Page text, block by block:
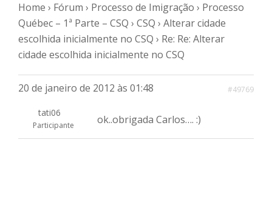
Home › Fórum › Processo de Imigração › Processo
Québec – 1ª Parte – CSQ › CSQ › Alterar cidade
escolhida inicialmente no CSQ › Re: Re: Alterar
cidade escolhida inicialmente no CSQ
20 de janeiro de 2012 às 01:48 #49769
tati06
Participante ok..obrigada Carlos…. :)